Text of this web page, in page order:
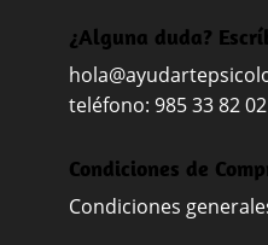
¿Alguna duda?
teléfono: 985 33 82 02
Condiciones de
Condiciones